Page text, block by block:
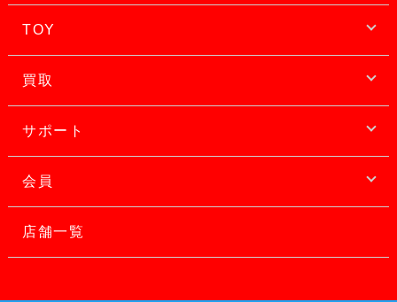
TOY
買取
サポート
会員
店舗一覧